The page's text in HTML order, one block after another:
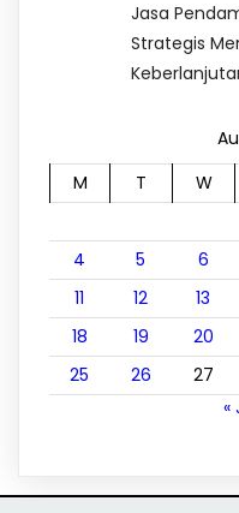
Jasa
Strategis
M
T W
4
5 6
11
12 13
18
19 20
25
26 27
«